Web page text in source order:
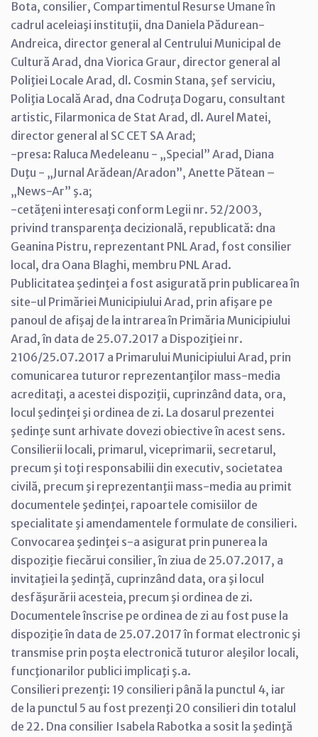
Bota, consilier, Compartimentul Resurse Umane în
cadrul aceleiaşi instituţii, dna Daniela Pădurean-
Andreica, director general al Centrului Municipal de
Cultură Arad, dna Viorica Graur, director general al
Poliţiei Locale Arad, dl. Cosmin Stana, şef serviciu,
Poliţia Locală Arad, dna Codruţa Dogaru, consultant
artistic, Filarmonica de Stat Arad, dl. Aurel Matei,
director general al SC CET SA Arad;
-presa: Raluca Medeleanu - „Special” Arad, Diana
Duţu - „Jurnal Arădean/Aradon”, Anette Pătean –
„News-Ar” ş.a;
-cetăţeni interesaţi conform Legii nr. 52/2003,
privind transparenţa decizională, republicată: dna
Geanina Pistru, reprezentant PNL Arad, fost consilier
local, dra Oana Blaghi, membru PNL Arad.
Publicitatea şedinţei a fost asigurată prin publicarea în
site-ul Primăriei Municipiului Arad, prin afişare pe
panoul de afişaj de la intrarea în Primăria Municipiului
Arad, în data de 25.07.2017 a Dispoziţiei nr.
2106/25.07.2017 a Primarului Municipiului Arad, prin
comunicarea tuturor reprezentanţilor mass-media
acreditaţi, a acestei dispoziţii, cuprinzând data, ora,
locul şedinţei şi ordinea de zi. La dosarul prezentei
şedinţe sunt arhivate dovezi obiective în acest sens.
Consilierii locali, primarul, viceprimarii, secretarul,
precum şi toţi responsabilii din executiv, societatea
civilă, precum şi reprezentanţii mass-media au primit
documentele şedinţei, rapoartele comisiilor de
specialitate şi amendamentele formulate de consilieri.
Convocarea şedinţei s-a asigurat prin punerea la
dispoziţie fiecărui consilier, în ziua de 25.07.2017, a
invitaţiei la şedinţă, cuprinzând data, ora şi locul
desfăşurării acesteia, precum şi ordinea de zi.
Documentele înscrise pe ordinea de zi au fost puse la
dispoziţie în data de 25.07.2017 în format electronic şi
transmise prin poşta electronică tuturor aleşilor locali,
funcţionarilor publici implicaţi ş.a.
Consilieri prezenţi: 19 consilieri până la punctul 4, iar
de la punctul 5 au fost prezenţi 20 consilieri din totalul
de 22. Dna consilier Isabela Rabotka a sosit la şedinţă